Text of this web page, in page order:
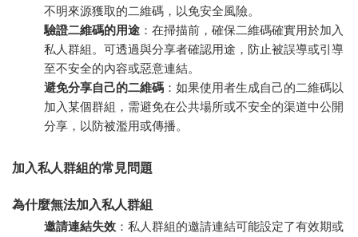
不明來源獲取的二維碼，以免安全風險。
驗證二維碼的用途 ：在掃描前，確保二維碼確實用於加入
私人群組。可透過與分享者確認用途，防止被誤導或引導
至不安全的內容或惡意連結。
避免分享自己的二維碼 ：如果使用者生成自己的二維碼以
加入某個群組，需避免在公共場所或不安全的渠道中公開
分享，以防被濫用或傳播。
加入私人群組的常見問題
為什麼無法加入私人群組
邀請連結失效 ：私人群組的邀請連結可能設定了有效期或